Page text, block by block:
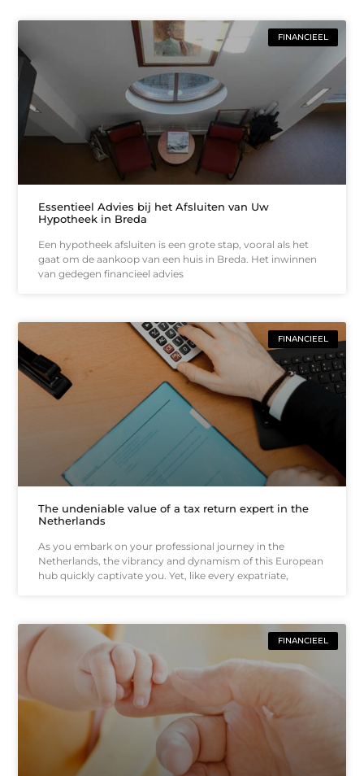
FINANCIEEL
Essentieel Advies bij het Afsluiten van Uw
Hypotheek in Breda
Een hypotheek afsluiten is een grote stap, vooral als het
gaat om de aankoop van een huis in Breda. Het inwinnen
van gedegen financieel advies
FINANCIEEL
The undeniable value of a tax return expert in the
Netherlands
As you embark on your professional journey in the
Netherlands, the vibrancy and dynamism of this European
hub quickly captivate you. Yet, like every expatriate,
FINANCIEEL